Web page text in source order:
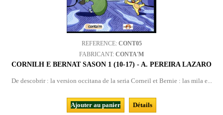
REFERENCE: CONT05
FABRICANT: CONTA'M
CORNILH E BERNAT SASON 1 (10-17) - A. PEREIRA LAZARO
De descobrir : la version occitana de la seria Corneil et Bernie : las mila e...
Ajouter au panier
Détails